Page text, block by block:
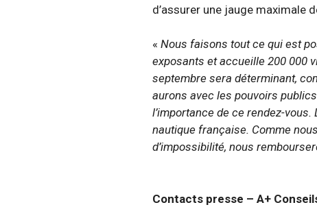
d’assurer une jauge maximale
« Nous faisons tout ce qui est
exposants et accueille 200 000
septembre sera déterminant,
aurons avec les pouvoirs
l’importance de ce rendez-
nautique française. Comme
d’impossibilité, nous
Contacts presse – A+